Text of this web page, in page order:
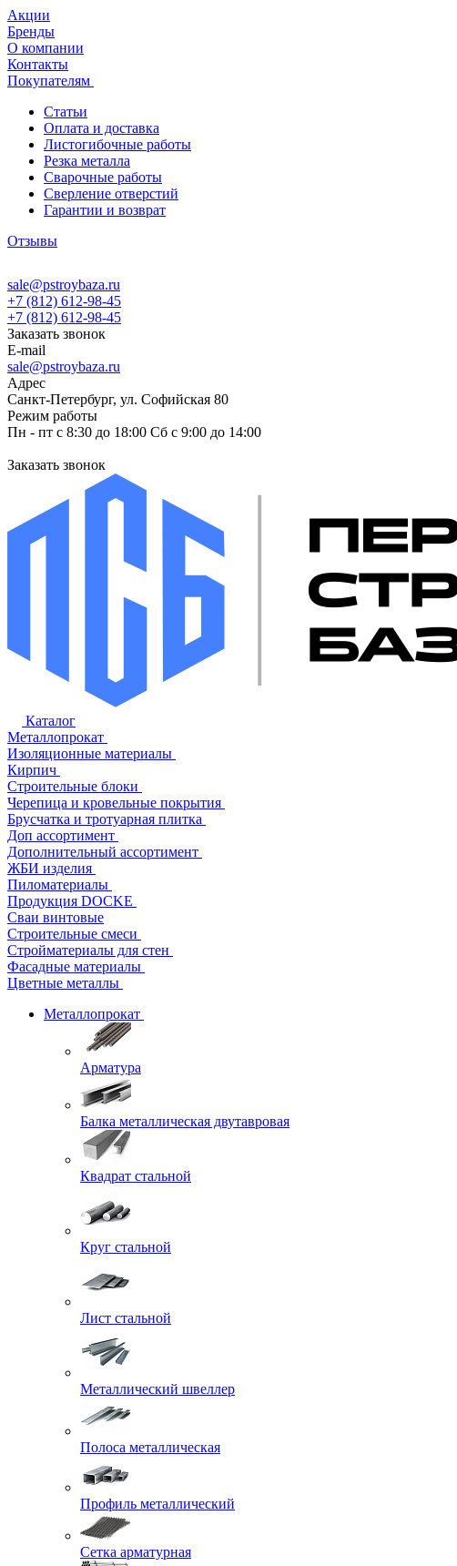
Акции
Бренды
О компании
Контакты
Покупателям
Статьи
Оплата и доставка
Листогибочные работы
Резка металла
Сварочные работы
Сверление отверстий
Гарантии и возврат
Отзывы
sale@pstroybaza.ru
+7 (812) 612-98-45
+7 (812) 612-98-45
Заказать звонок
E-mail
sale@pstroybaza.ru
Адрес
Санкт-Петербург, ул. Софийская 80
Режим работы
Пн - пт с 8:30 до 18:00 Сб с 9:00 до 14:00
Заказать звонок
Каталог
Металлопрокат
Изоляционные материалы
Кирпич
Строительные блоки
Черепица и кровельные покрытия
Брусчатка и тротуарная плитка
Доп ассортимент
Дополнительный ассортимент
ЖБИ изделия
Пиломатериалы
Продукция DOCKE
Сваи винтовые
Строительные смеси
Стройматериалы для стен
Фасадные материалы
Цветные металлы
Металлопрокат
Арматура
Балка металлическая двутавровая
Квадрат стальной
Круг стальной
Лист стальной
Металлический швеллер
Полоса металлическая
Профиль металлический
Сетка арматурная